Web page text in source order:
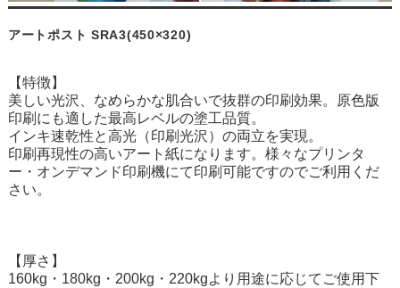
アートポスト SRA3(450×320)
【特徴】
美しい光沢、なめらかな肌合いで抜群の印刷効果。原色版
印刷にも適した最高レベルの塗工品質。
インキ速乾性と高光（印刷光沢）の両立を実現。
印刷再現性の高いアート紙になります。様々なプリンタ
ー・オンデマンド印刷機にて印刷可能ですのでご利用くだ
さい。
【厚さ】
160kg・180kg・200kg・220kgより用途に応じてご使用下